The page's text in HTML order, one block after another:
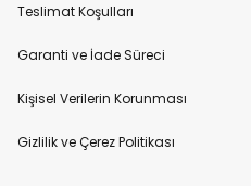
Teslimat Koşulları
Garanti ve İade Süreci
Kişisel Verilerin Korunması
Gizlilik ve Çerez Politikası